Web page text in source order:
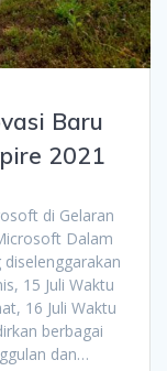
Baru
2021
di Gelaran
Dalam
15 Juli Waktu
16 Juli Waktu
berbagai
dan…